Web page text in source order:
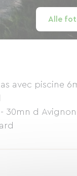
Alle
avec piscine
30mn d